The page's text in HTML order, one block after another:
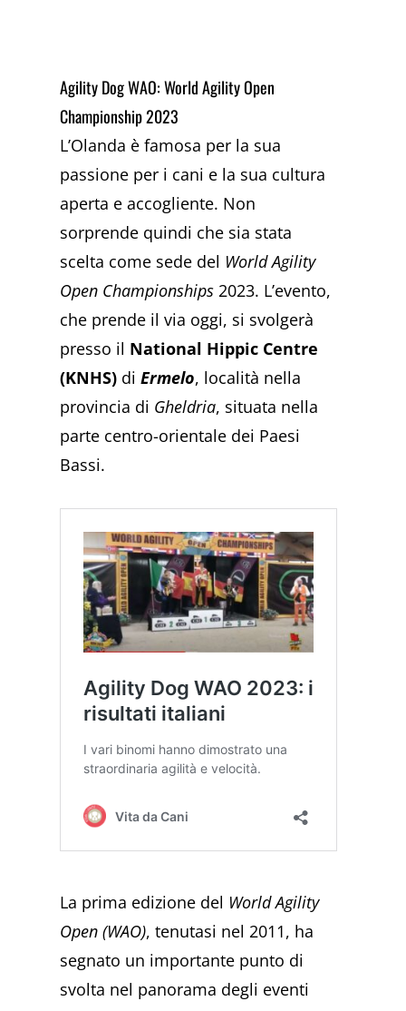
Agility Dog WAO: World Agility Open
Championship 2023
L’Olanda è famosa per la sua
passione per i cani e la sua cultura
aperta e accogliente. Non
sorprende quindi che sia stata
scelta come sede del World Agility
Open Championships 2023. L’evento,
che prende il via oggi, si svolgerà
presso il National Hippic Centre
(KNHS) diErmelo, località nella
provincia di Gheldria, situata nella
parte centro-orientale dei Paesi
Bassi.
La prima edizione del World Agility
Open (WAO), tenutasi nel 2011, ha
segnato un importante punto di
svolta nel panorama degli eventi